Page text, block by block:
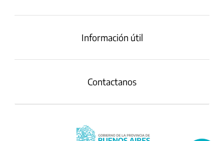
Información útil
Contactanos